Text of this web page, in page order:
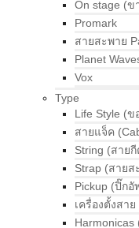
On stage (ข
Promark
สายสะพาย
Planet
Vox
Type
Life Style (ข
สายแจ็ค
String (สาย
Strap (สายส
Pickup (ปิ๊กอั
เครื่องตั้งสา